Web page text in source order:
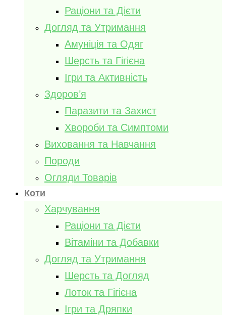
Раціони та Дієти
Догляд та Утримання
Амуніція та Одяг
Шерсть та Гігієна
Ігри та Активність
Здоров’я
Паразити та Захист
Хвороби та Симптоми
Виховання та Навчання
Породи
Огляди Товарів
Коти
Харчування
Раціони та Дієти
Вітаміни та Добавки
Догляд та Утримання
Шерсть та Догляд
Лоток та Гігієна
Ігри та Дряпки